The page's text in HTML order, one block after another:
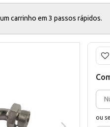
carrinho em 3 passos rápidos.
ou